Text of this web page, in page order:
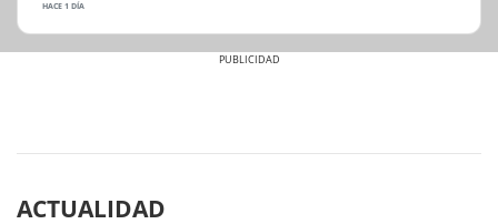
HACE 1 DÍA
ACTUALIDAD